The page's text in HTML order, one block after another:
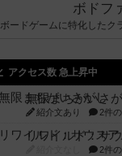
ボドフ
ボードゲームに特化したク
アクセス数 急上昇中
無限まちがいさ
紹介文あり 2件
2件